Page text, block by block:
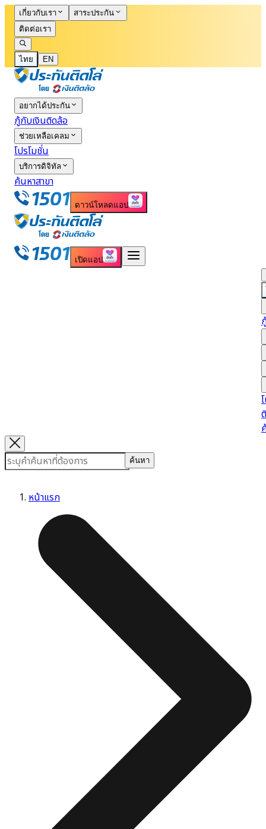
เกี่ยวกับเรา
สาระประกัน
ติดต่อเรา
ไทย EN
อยากได้ประกัน
กู้กับเงินติดล้อ
ช่วยเหลือเคลม
โปรโมชั่น
บริการดิจิทัล
ค้นหาสาขา
ดาวน์โหลดแอป
เปิดแอป
ค้นหา
หน้าแรก